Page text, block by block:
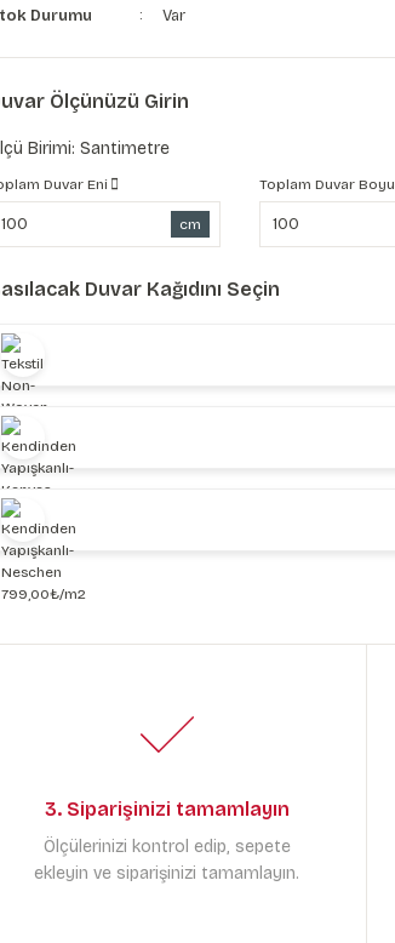
Durumu Var
Ölçünüzü Girin
Birimi: Santimetre
Duvar Eni
cm
Toplam Duvar Boyu
Duvar Kağıdını Seçin
3. Siparişinizi tamamlayın
Ölçülerinizi kontrol edip, sepete
ekleyin ve siparişinizi tamamlayın.